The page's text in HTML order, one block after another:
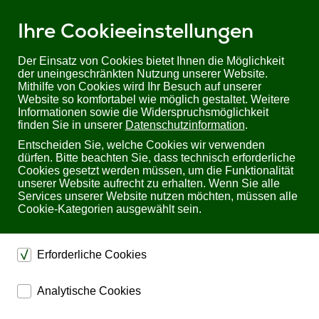
Ihre Cookieeinstellungen
Der Einsatz von Cookies bietet Ihnen die Möglichkeit
der uneingeschränkten Nutzung unserer Website.
Mithilfe von Cookies wird Ihr Besuch auf unserer
Website so komfortabel wie möglich gestaltet. Weitere
Informationen sowie die Widerspruchsmöglichkeit
finden Sie in unserer Datenschutzinformation.
Entscheiden Sie, welche Cookies wir verwenden
dürfen. Bitte beachten Sie, dass technisch erforderliche
Cookies gesetzt werden müssen, um die Funktionalität
unserer Website aufrecht zu erhalten. Wenn Sie alle
Services unserer Website nutzen möchten, müssen alle
Cookie-Kategorien ausgewählt sein.
Erforderliche Cookies
dienen dem technischen einwandfreien Betrieb unserer
Website.
Analytische Cookies
Sie befinden sich hier:Startseite Produkte KVM
KVM Extender
Digitale KVM Extender
Digitale KVM Extender für
professionelle Anwendungen
Seite 4 von 4